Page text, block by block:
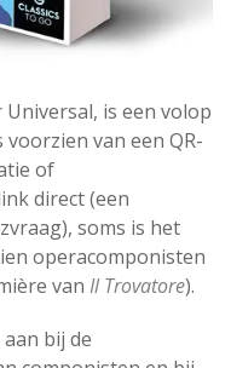
is een volop
van een QR-
of
direct (een
soms is het
operacomponisten
van Il Trovatore).
bij de